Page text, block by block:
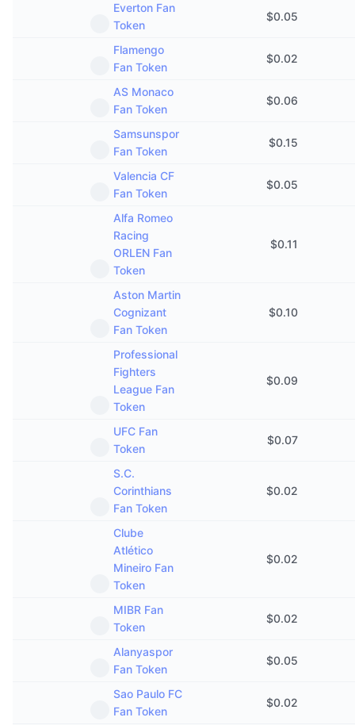
Everton Fan
Token
$0.05
Flamengo
Fan Token
$0.02
AS Monaco
Fan Token
$0.06
Samsunspor
Fan Token
$0.15
Valencia CF
Fan Token
$0.05
Alfa Romeo
Racing
ORLEN Fan
Token
$0.11
Aston Martin
Cognizant
Fan Token
$0.10
Professional
Fighters
League Fan
Token
$0.09
UFC Fan
Token
$0.07
S.C.
Corinthians
Fan Token
$0.02
Clube
Atlético
Mineiro Fan
Token
$0.02
MIBR Fan
Token
$0.02
Alanyaspor
Fan Token
$0.05
Sao Paulo FC
Fan Token
$0.02